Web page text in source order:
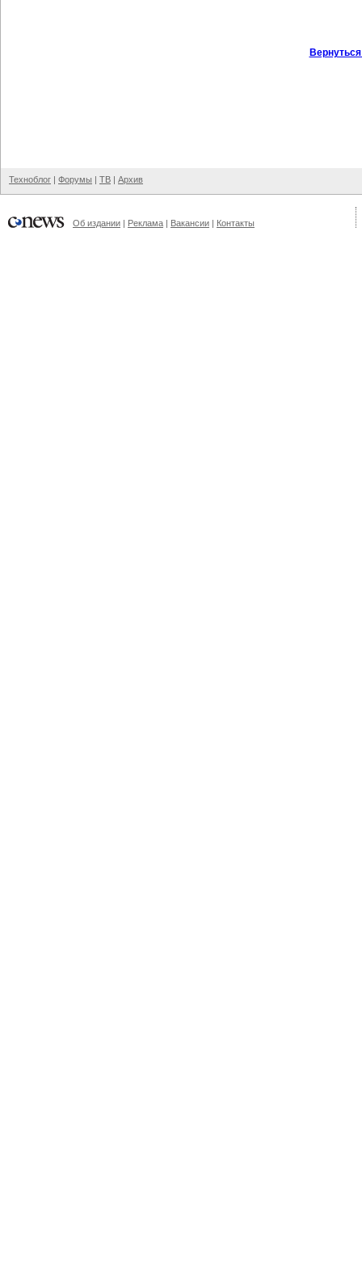
Техноблог | Форумы | ТВ | Архив
Об издании | Реклама | Вакансии | Контакты